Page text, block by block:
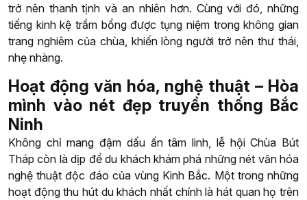
trở nên thanh tịnh và an nhiên hơn. Cùng với đó, những
tiếng kinh kệ trầm bổng được tụng niệm trong không gian
trang nghiêm của chùa, khiến lòng người trở nên thư thái,
nhẹ nhàng.
Hoạt động văn hóa, nghệ thuật – Hòa
mình vào nét đẹp truyền thống Bắc
Ninh
Không chỉ mang đậm dấu ấn tâm linh, lễ hội Chùa Bút
Tháp còn là dịp để du khách khám phá những nét văn hóa
nghệ thuật độc đáo của vùng Kinh Bắc. Một trong những
hoạt động thu hút du khách nhất chính là hát quan họ trên